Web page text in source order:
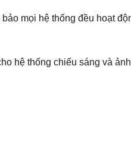
mọi hệ thống đều hoạt
hệ thống chiếu sáng và